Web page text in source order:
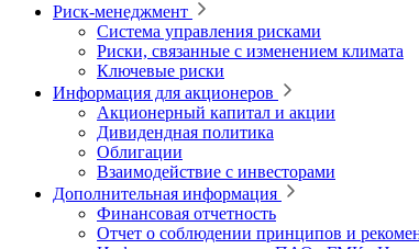
Риск-менеджмент
Система управления рисками
Риски, связанные с изменением климата
Ключевые риски
Информация для акционеров
Акционерный капитал и акции
Дивидендная политика
Облигации
Взаимодействие с инвесторами
Дополнительная информация
Финансовая отчетность
Отчет о соблюдении принципов и